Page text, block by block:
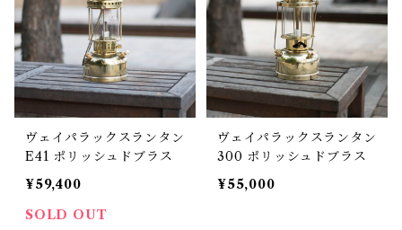
ヴェイパラックスランタン
E41 ポリッシュドブラス
¥59,400
SOLD OUT
ヴェイパラックスランタン
300 ポリッシュドブラス
¥55,000